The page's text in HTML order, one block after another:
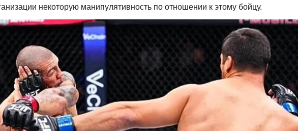
некоторую манипулятивность по отношении к этому бойцу.